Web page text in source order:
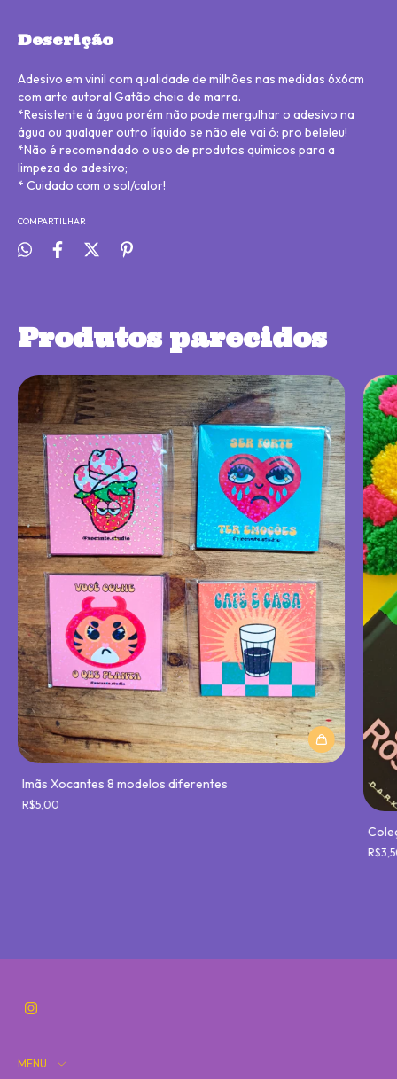
Descrição
Adesivo em vinil com qualidade de milhões nas medidas 6x6cm
com arte autoral Gatão cheio de marra.
*Resistente à água porém não pode mergulhar o adesivo na
água ou qualquer outro líquido se não ele vai ó: pro beleleu!
*Não é recomendado o uso de produtos químicos para a
limpeza do adesivo;
* Cuidado com o sol/calor!
COMPARTILHAR
Produtos parecidos
Imãs Xocantes 8 modelos diferentes
R$5,00
MENU